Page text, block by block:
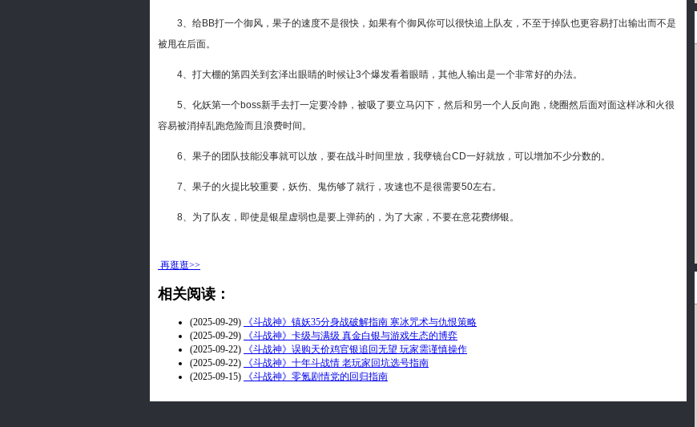
3、给BB打一个御风，果子的速度不是很快，如果有个御风你可以很快追上队友，不至于掉队也更容易打出输出而不是
被甩在后面。
4、打大棚的第四关到玄泽出眼睛的时候让3个爆发看着眼睛，其他人输出是一个非常好的办法。
5、化妖第一个boss新手去打一定要冷静，被吸了要立马闪下，然后和另一个人反向跑，绕圈然后面对面这样冰和火很
容易被消掉乱跑危险而且浪费时间。
6、果子的团队技能没事就可以放，要在战斗时间里放，我孽镜台CD一好就放，可以增加不少分数的。
7、果子的火提比较重要，妖伤、鬼伤够了就行，攻速也不是很需要50左右。
8、为了队友，即使是银星虚弱也是要上弹药的，为了大家，不要在意花费绑银。
再逛逛>>
相关阅读：
(2025-09-29)
《斗战神》镇妖35分身战破解指南 寒冰咒术与仇恨策略
(2025-09-29)
《斗战神》卡级与满级 真金白银与游戏生态的博弈
(2025-09-22)
《斗战神》误购天价鸡官银追回无望 玩家需谨慎操作
(2025-09-22)
《斗战神》十年斗战情 老玩家回坑选号指南
(2025-09-15)
《斗战神》零氪剧情党的回归指南